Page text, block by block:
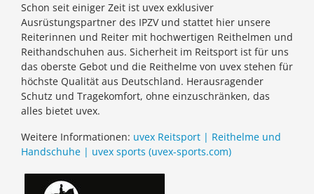
Schon seit einiger Zeit ist uvex exklusiver
Ausrüstungspartner des IPZV und stattet hier unsere
Reiterinnen und Reiter mit hochwertigen Reithelmen und
Reithandschuhen aus. Sicherheit im Reitsport ist für uns
das oberste Gebot und die Reithelme von uvex stehen für
höchste Qualität aus Deutschland. Herausragender
Schutz und Tragekomfort, ohne einzuschränken, das
alles bietet uvex.
Weitere Informationen: uvex Reitsport | Reithelme und
Handschuhe | uvex sports (uvex-sports.com)